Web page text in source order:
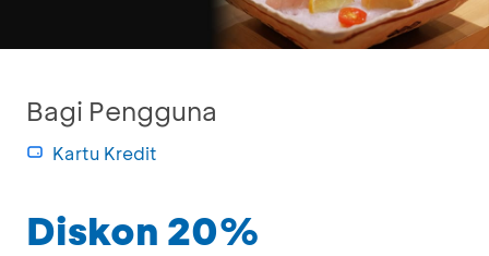
Bagi Pengguna
Kartu Kredit
Diskon 20%